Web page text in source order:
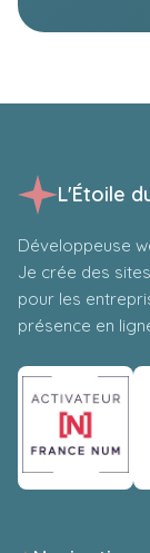
L'Étoile
Développeuse
Je crée des
pour les
présence en